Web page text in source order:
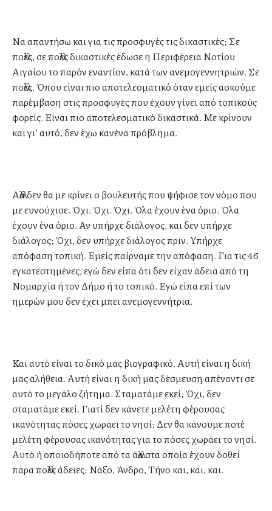
Να απαντήσω και για τις προσφυγές τις δικαστικές; Σε
πολλές, σε πολλές δικαστικές έδωσε η Περιφέρεια Νοτίου
Αιγαίου το παρόν εναντίον, κατά των ανεμογεννητριών. Σε
πολλές. Όπου είναι πιο αποτελεσματικό όταν εμείς ασκούμε
παρέμβαση στις προσφυγές που έχουν γίνει από τοπικούς
φορείς. Είναι πιο αποτελεσματικό δικαστικά. Με κρίνουν
και γι’ αυτό, δεν έχω κανένα πρόβλημα.
Αλλά δεν θα με κρίνει ο βουλευτής που ψήφισε τον νόμο που
με ευνούχισε. Όχι. Όχι. Όχι. Όλα έχουν ένα όριο. Όλα
έχουν ένα όριο. Αν υπήρχε διάλογος, και δεν υπήρχε
διάλογος; Όχι, δεν υπήρχε διάλογος πριν. Υπήρχε
απόφαση τοπική. Εμείς παίρναμε την απόφαση. Για τις 46
εγκατεστημένες, εγώ δεν είπα ότι δεν είχαν άδεια από τη
Νομαρχία ή τον Δήμο ή το τοπικό. Εγώ είπα επί των
ημερών μου δεν έχει μπει ανεμογεννήτρια.
Και αυτό είναι το δικό μας βιογραφικό. Αυτή είναι η δική
μας αλήθεια. Αυτή είναι η δική μας δέσμευση απέναντι σε
αυτό το μεγάλο ζήτημα. Σταματάμε εκεί; Όχι, δεν
σταματάμε εκεί. Γιατί δεν κάνετε μελέτη φέρουσας
ικανότητας πόσες χωράει το νησί; Δεν θα κάνουμε ποτέ
μελέτη φέρουσας ικανότητας για το πόσες χωράει το νησί.
Αυτό ή οποιοδήποτε από τα άλλα στα οποία έχουν δοθεί
πάρα πολλές άδειες: Νάξο, Άνδρο, Τήνο και, και, και.